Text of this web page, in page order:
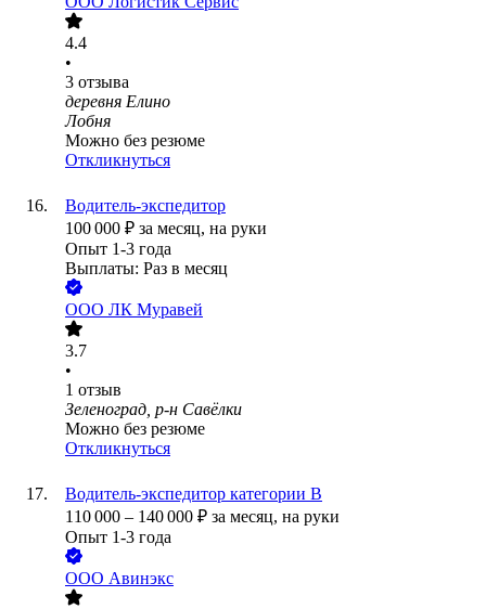
4.4
•
3 отзыва
деревня Елино
Лобня
Можно без резюме
Откликнуться
Водитель-экспедитор
100 000 ₽ за месяц, на руки
Опыт 1-3 года
Выплаты: Раз в месяц
ООО ЛК Муравей
3.7
•
1 отзыв
Зеленоград, р-н Савёлки
Можно без резюме
Откликнуться
Водитель-экспедитор категории В
110 000 – 140 000 ₽ за месяц, на руки
Опыт 1-3 года
ООО Авинэкс